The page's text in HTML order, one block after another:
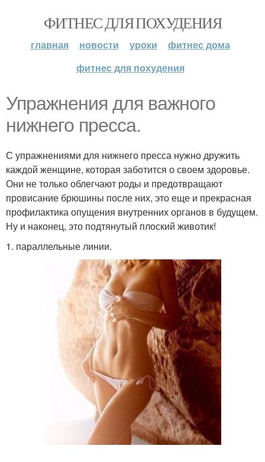
ФИТНЕС ДЛЯ ПОХУДЕНИЯ
главная новости уроки
фитнес дома
фитнес для похудения
Упражнения для важного
нижнего пресса.
С упражнениями для нижнего пресса нужно дружить
каждой женщине, которая заботится о своем здоровье.
Они не только облегчают роды и предотвращают
провисание брюшины после них, это еще и прекрасная
профилактика опущения внутренних органов в будущем.
Ну и наконец, это подтянутый плоский животик!
1. параллельные линии.